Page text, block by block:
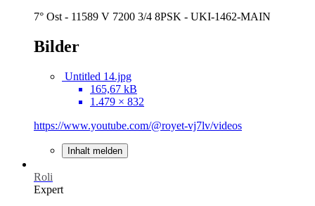
7° Ost - 11589 V 7200 3/4 8PSK - UKI-1462-MAIN
Bilder
Untitled 14.jpg
165,67 kB
1.479 × 832
https://www.youtube.com/@royet-vj7lv/videos
Inhalt melden
Roli
Expert